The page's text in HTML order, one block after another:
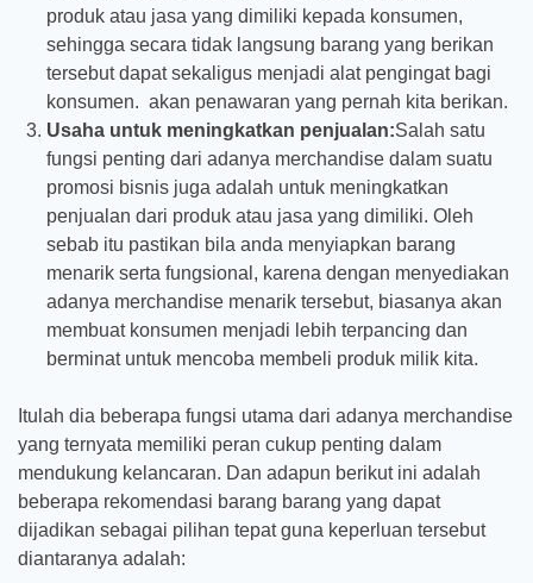
produk atau jasa yang dimiliki kepada konsumen,
sehingga secara tidak langsung barang yang berikan
tersebut dapat sekaligus menjadi alat pengingat bagi
konsumen. akan penawaran yang pernah kita berikan.
Usaha untuk meningkatkan penjualan:Salah satu
fungsi penting dari adanya merchandise dalam suatu
promosi bisnis juga adalah untuk meningkatkan
penjualan dari produk atau jasa yang dimiliki. Oleh
sebab itu pastikan bila anda menyiapkan barang
menarik serta fungsional, karena dengan menyediakan
adanya merchandise menarik tersebut, biasanya akan
membuat konsumen menjadi lebih terpancing dan
berminat untuk mencoba membeli produk milik kita.
Itulah dia beberapa fungsi utama dari adanya merchandise
yang ternyata memiliki peran cukup penting dalam
mendukung kelancaran. Dan adapun berikut ini adalah
beberapa rekomendasi barang barang yang dapat
dijadikan sebagai pilihan tepat guna keperluan tersebut
diantaranya adalah: